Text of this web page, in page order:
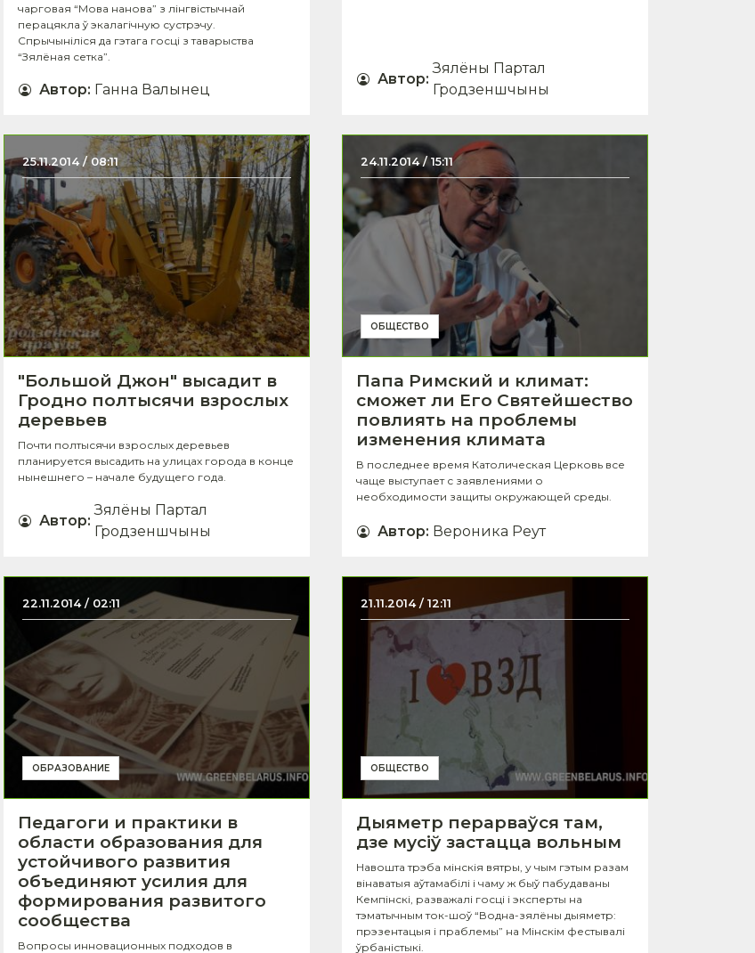
чарговая “Мова нанова” з лінгвістычнай
перацякла ў экалагічную сустрэчу.
Спрычыніліся да гэтага госці з таварыства
“Зялёная сетка”.
Автор: Ганна Валынец
Автор:
Зялёны Партал
Гродзеншчыны
25.11.2014 / 08:11
"Большой Джон" высадит в
Гродно полтысячи взрослых
деревьев
Почти полтысячи взрослых деревьев
планируется высадить на улицах города в конце
нынешнего – начале будущего года.
Автор:
Зялёны Партал
Гродзеншчыны
24.11.2014 / 15:11
ОБЩЕСТВО
Папа Римский и климат:
сможет ли Его Святейшество
повлиять на проблемы
изменения климата
В последнее время Католическая Церковь все
чаще выступает с заявлениями о
необходимости защиты окружающей среды.
Автор: Вероника Реут
22.11.2014 / 02:11
ОБРАЗОВАНИЕ
Педагоги и практики в
области образования для
устойчивого развития
объединяют усилия для
формирования развитого
сообщества
Вопросы инновационных подходов в
21.11.2014 / 12:11
ОБЩЕСТВО
Дыяметр перарваўся там,
дзе мусіў застацца вольным
Навошта трэба мінскія вятры, у чым гэтым разам
вінаватыя аўтамабілі і чаму ж быў пабудаваны
Кемпінскі, разважалі госці і эксперты на
тэматычным ток-шоў “Водна-зялёны дыяметр:
прэзентацыя і праблемы” на Мінскім фестывалі
ўрбаністыкі.